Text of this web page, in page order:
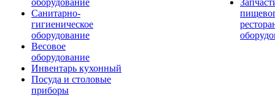
оборудование
Санитарно-
гигиеническое
оборудование
Весовое
оборудование
Инвентарь кухонный
Посуда и столовые
приборы